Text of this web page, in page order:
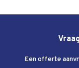
Een offerte